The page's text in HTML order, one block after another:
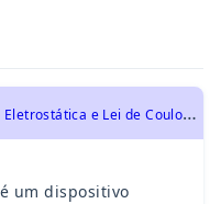
U
FRN 2012 - Física - Eletrostática e Lei de Coulomb. Força Elétrica., Eletricidade
um dispositivo